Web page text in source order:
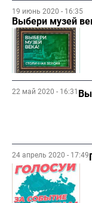
19 июнь 2020 - 16:35
Выбери музей
22 май 2020 - 16:31
24 апрель 2020 - 17:49